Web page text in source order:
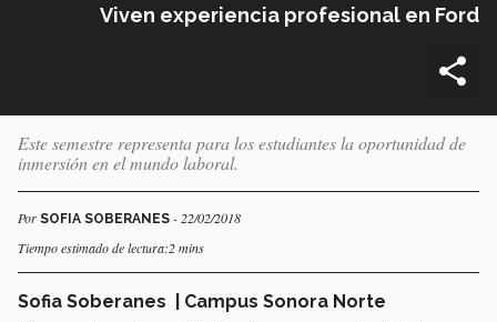
Viven experiencia profesional en Ford
Este semestre representa para los estudiantes la oportunidad de
inmersión en el mundo laboral.
Por SOFIA SOBERANES - 22/02/2018
Tiempo estimado de lectura:2 mins
Sofia Soberanes | Campus Sonora Norte